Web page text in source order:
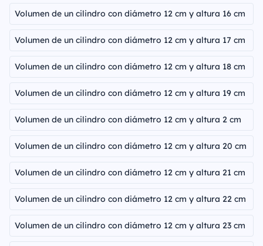
Volumen de un cilindro con diámetro 12 cm y altura 16 cm
Volumen de un cilindro con diámetro 12 cm y altura 17 cm
Volumen de un cilindro con diámetro 12 cm y altura 18 cm
Volumen de un cilindro con diámetro 12 cm y altura 19 cm
Volumen de un cilindro con diámetro 12 cm y altura 2 cm
Volumen de un cilindro con diámetro 12 cm y altura 20 cm
Volumen de un cilindro con diámetro 12 cm y altura 21 cm
Volumen de un cilindro con diámetro 12 cm y altura 22 cm
Volumen de un cilindro con diámetro 12 cm y altura 23 cm